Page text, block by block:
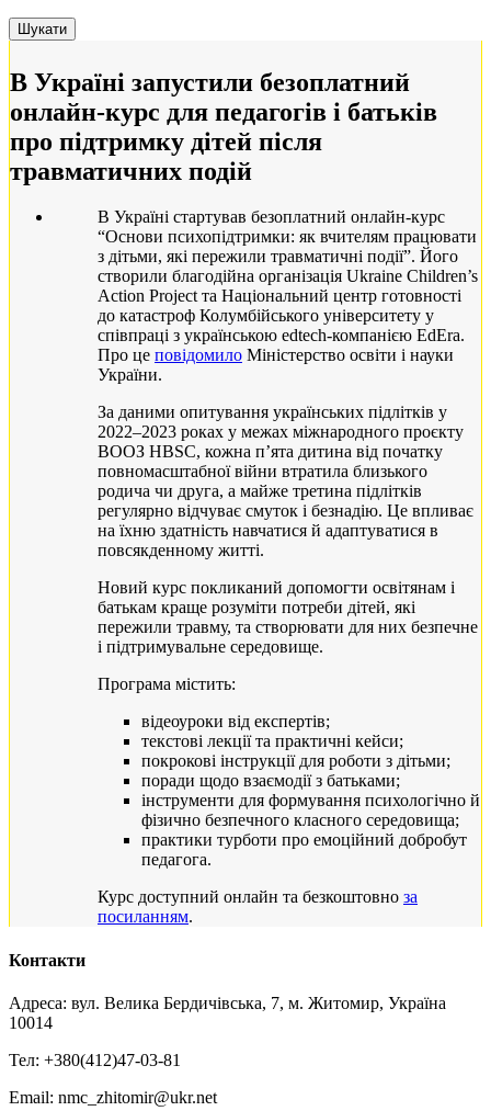
В Україні запустили безоплатний
онлайн-курс для педагогів і батьків
про підтримку дітей після
травматичних подій
В Україні стартував безоплатний онлайн-курс
“Основи психопідтримки: як вчителям працювати
з дітьми, які пережили травматичні події”. Його
створили благодійна організація Ukraine Children’s
Action Project та Національний центр готовності
до катастроф Колумбійського університету у
співпраці з українською edtech-компанією EdEra.
Про це повідомило Міністерство освіти і науки
України.
За даними опитування українських підлітків у
2022–2023 роках у межах міжнародного проєкту
ВООЗ HBSC, кожна п’ята дитина від початку
повномасштабної війни втратила близького
родича чи друга, а майже третина підлітків
регулярно відчуває смуток і безнадію. Це впливає
на їхню здатність навчатися й адаптуватися в
повсякденному житті.
Новий курс покликаний допомогти освітянам і
батькам краще розуміти потреби дітей, які
пережили травму, та створювати для них безпечне
і підтримувальне середовище.
Програма містить:
відеоуроки від експертів;
текстові лекції та практичні кейси;
покрокові інструкції для роботи з дітьми;
поради щодо взаємодії з батьками;
інструменти для формування психологічно й
фізично безпечного класного середовища;
практики турботи про емоційний добробут
педагога.
Курс доступний онлайн та безкоштовно за
посиланням.
Контакти
Адреса: вул. Велика Бердичівська, 7, м. Житомир, Україна
10014
Тел: +380(412)47-03-81
Email: nmc_zhitomir@ukr.net